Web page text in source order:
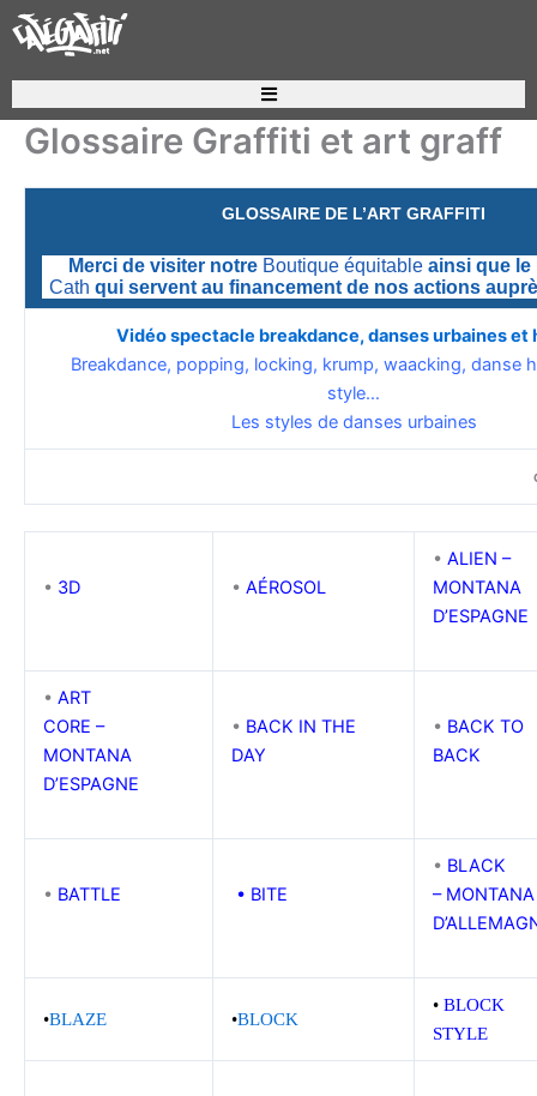
Aller
au
Glossaire Graffiti et art graff
GLOSSAIRE DE L’ART GRAFFITI
Merci de visiter notre Boutique équitable ainsi que le
Cath qui servent au financement de nos actions
Vidéo spectacle breakdance, danses urbaines et
Breakdance, popping, locking, krump, waacking, danse
style…
Les styles de danses urbaines
• 3D • AÉROSOL
• ALIEN –
MONTANA
D’ESPAGNE
• ART
CORE –
MONTANA
D’ESPAGNE
• BACK IN THE
DAY
• BACK TO
BACK
• BATTLE • BITE
• BLACK
– MONTANA
•BLAZE •BLOCK
• BLOCK
STYLE